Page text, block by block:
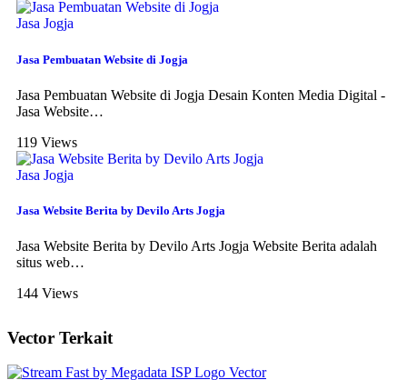
Jasa Jogja
Jasa Pembuatan Website di Jogja
Jasa Pembuatan Website di Jogja Desain Konten Media Digital -
Jasa Website…
119 Views
Jasa Jogja
Jasa Website Berita by Devilo Arts Jogja
Jasa Website Berita by Devilo Arts Jogja Website Berita adalah
situs web…
144 Views
Vector Terkait